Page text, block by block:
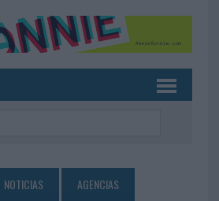
NOTICIAS AGENCIAS